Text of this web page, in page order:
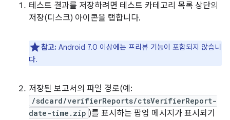
테스트 결과를 저장하려면 테스트 카테고리 목록 상단의
저장(디스크) 아이콘을 탭합니다.
참고: Android 7.0 이상에는 프리뷰 기능이 포함되지 않습니
다.
저장된 보고서의 파일 경로(예:
/sdcard/verifierReports/ctsVerifierReport-
date-time.zip )를 표시하는 팝업 메시지가 표시되기